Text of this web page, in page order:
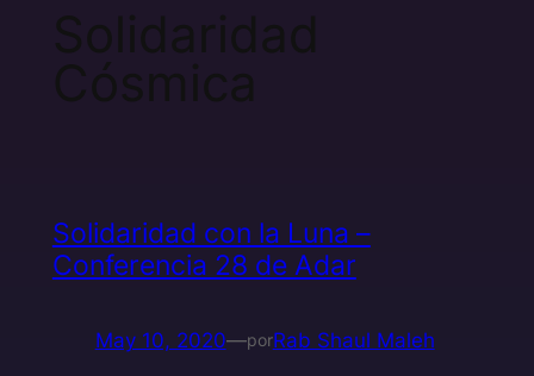
Solidaridad
Cósmica
Solidaridad con la Luna –
Conferencia 28 de Adar
May 10, 2020—porRab Shaul Maleh